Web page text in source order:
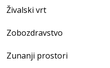
Živalski vrt
Zobozdravstvo
Zunanji prostori